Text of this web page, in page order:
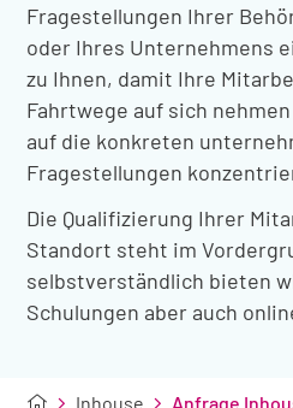
Fragestellungen Ihrer
oder Ihres Unternehmens
zu Ihnen, damit Ihre
Fahrtwege auf sich
auf die konkreten
Fragestellungen
Die Qualifizierung Ihrer
Standort steht im
selbstverständlich bieten
Schulungen aber auch
Inhouse Anfrage